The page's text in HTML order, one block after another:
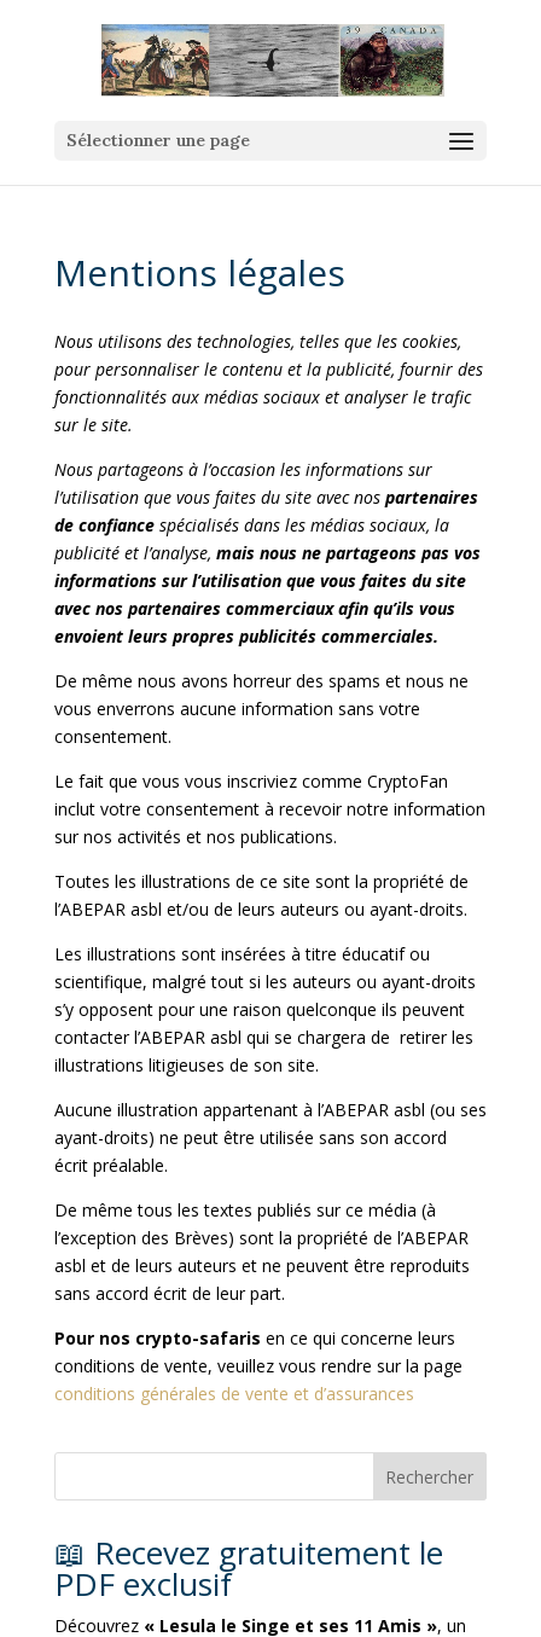
Sélectionner une page
Mentions légales
Nous utilisons des technologies, telles que les cookies,
pour personnaliser le contenu et la publicité, fournir des
fonctionnalités aux médias sociaux et analyser le trafic
sur le site.
Nous partageons à l’occasion les informations sur
l’utilisation que vous faites du site avec nos partenaires
de confiancespécialisés dans les médias sociaux, la
publicité et l’analyse, mais nous ne partageons pas vos
informations sur l’utilisation que vous faites du site
avec nos partenaires commerciaux afin qu’ils vous
envoient leurs propres publicités commerciales.
De même nous avons horreur des spams et nous ne
vous enverrons aucune information sans votre
consentement.
Le fait que vous vous inscriviez comme CryptoFan
inclut votre consentement à recevoir notre information
sur nos activités et nos publications.
Toutes les illustrations de ce site sont la propriété de
l’ABEPAR asbl et/ou de leurs auteurs ou ayant-droits.
Les illustrations sont insérées à titre éducatif ou
scientifique, malgré tout si les auteurs ou ayant-droits
s’y opposent pour une raison quelconque ils peuvent
contacter l’ABEPAR asbl qui se chargera de retirer les
illustrations litigieuses de son site.
Aucune illustration appartenant à l’ABEPAR asbl (ou ses
ayant-droits) ne peut être utilisée sans son accord
écrit préalable.
De même tous les textes publiés sur ce média (à
l’exception des Brèves) sont la propriété de l’ABEPAR
asbl et de leurs auteurs et ne peuvent être reproduits
sans accord écrit de leur part.
Pour nos crypto-safaris en ce qui concerne leurs
conditions de vente, veuillez vous rendre sur la page
conditions générales de vente et d’assurances
📖 Recevez gratuitement le
PDF exclusif
Découvrez « Lesula le Singe et ses 11 Amis », un